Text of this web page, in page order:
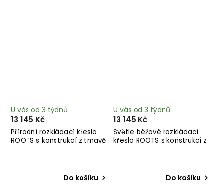
Přírodní rozkládací křeslo
ROOTS s konstrukcí z tmavě
U vás od 3 týdnů
13 145 Kč
Do košíku
Světle béžové rozkládací
křeslo ROOTS s konstrukcí z
U vás od 3 týdnů
13 145 Kč
Do košíku